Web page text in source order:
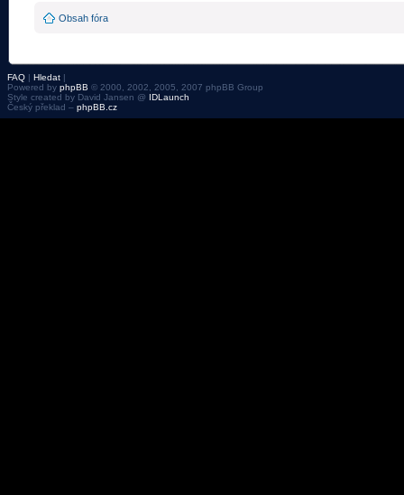
Obsah fóra
FAQ | Hledat |
Powered by phpBB © 2000, 2002, 2005, 2007 phpBB Group
Style created by David Jansen @ IDLaunch
Český překlad – phpBB.cz